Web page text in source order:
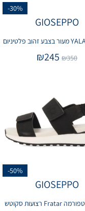
-30%
GIOSEPPO
₪350
₪245
-50%
GIOSEPPO
סנדלי פלטפורמה Fratar רצועות סקוטש